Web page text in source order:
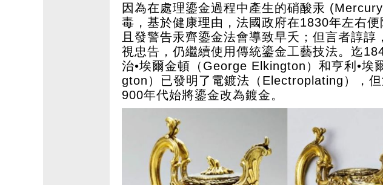
因為在處理鎏金過程中產生的硝酸汞
毒，基於健康理由，法國政府在1830年左右
且發警告汞齊鎏金法會導致早夭；但言者諄諄
視忠告，仍繼續使用傳統鎏金工藝技法。迄
治•埃爾金頓（George Elkington）和亨利•埃
gton）已發明了電鍍法（Electroplating），
900年代始將鎏金改為鍍金。